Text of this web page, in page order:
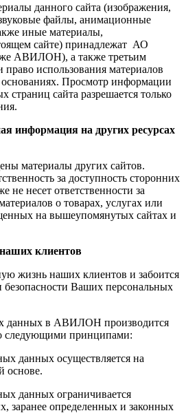
данного сайта (изображения,
файлы, анимационные
иные материалы,
сайте) принадлежат АО
АВИЛОН), а также третьим
использования материалов
Просмотр информации
страниц сайта разрешается только
информация на других ресурсах
материалы других сайтов.
за доступность сторонних
не несет ответственности за
о товарах, услугах или
на вышеупомянутых сайтах и
клиентов
жизнь наших клиентов и забоится
Ваших персональных
данных в АВИЛОН производится
следующими принципами:
данных осуществляется на
основе.
данных ограничивается
заранее определенных и законных